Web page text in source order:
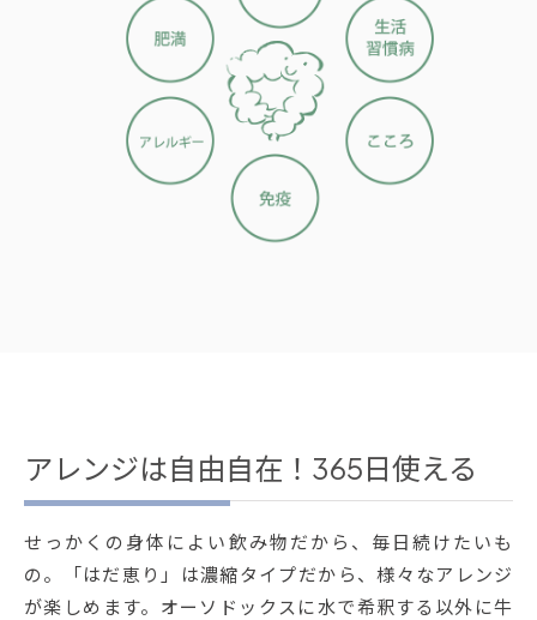
アレンジは自由自在！365日使える
せっかくの身体によい飲み物だから、毎日続けたいも
の。「はだ恵り」は濃縮タイプだから、様々なアレンジ
が楽しめます。オーソドックスに水で希釈する以外に牛